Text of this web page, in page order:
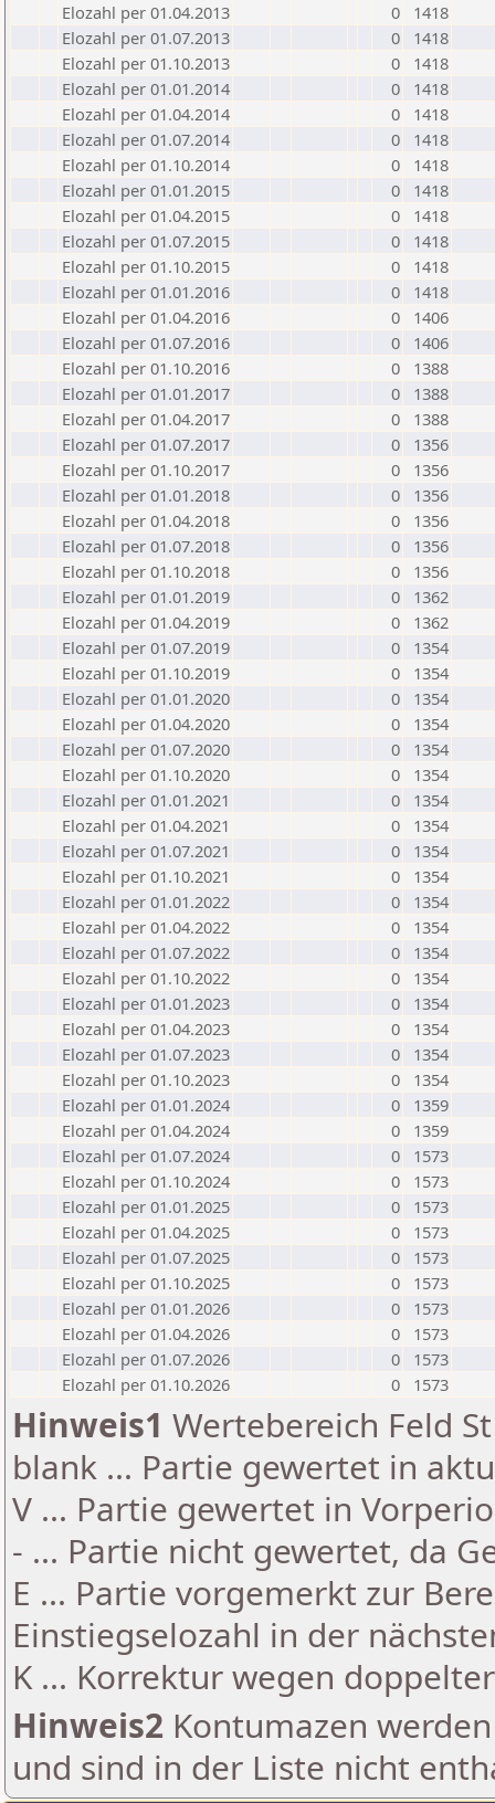
Elozahl per 01.04.2013
0
1418
Elozahl per 01.07.2013
0
1418
Elozahl per 01.10.2013
0
1418
Elozahl per 01.01.2014
0
1418
Elozahl per 01.04.2014
0
1418
Elozahl per 01.07.2014
0
1418
Elozahl per 01.10.2014
0
1418
Elozahl per 01.01.2015
0
1418
Elozahl per 01.04.2015
0
1418
Elozahl per 01.07.2015
0
1418
Elozahl per 01.10.2015
0
1418
Elozahl per 01.01.2016
0
1418
Elozahl per 01.04.2016
0
1406
Elozahl per 01.07.2016
0
1406
Elozahl per 01.10.2016
0
1388
Elozahl per 01.01.2017
0
1388
Elozahl per 01.04.2017
0
1388
Elozahl per 01.07.2017
0
1356
Elozahl per 01.10.2017
0
1356
Elozahl per 01.01.2018
0
1356
Elozahl per 01.04.2018
0
1356
Elozahl per 01.07.2018
0
1356
Elozahl per 01.10.2018
0
1356
Elozahl per 01.01.2019
0
1362
Elozahl per 01.04.2019
0
1362
Elozahl per 01.07.2019
0
1354
Elozahl per 01.10.2019
0
1354
Elozahl per 01.01.2020
0
1354
Elozahl per 01.04.2020
0
1354
Elozahl per 01.07.2020
0
1354
Elozahl per 01.10.2020
0
1354
Elozahl per 01.01.2021
0
1354
Elozahl per 01.04.2021
0
1354
Elozahl per 01.07.2021
0
1354
Elozahl per 01.10.2021
0
1354
Elozahl per 01.01.2022
0
1354
Elozahl per 01.04.2022
0
1354
Elozahl per 01.07.2022
0
1354
Elozahl per 01.10.2022
0
1354
Elozahl per 01.01.2023
0
1354
Elozahl per 01.04.2023
0
1354
Elozahl per 01.07.2023
0
1354
Elozahl per 01.10.2023
0
1354
Elozahl per 01.01.2024
0
1359
Elozahl per 01.04.2024
0
1359
Elozahl per 01.07.2024
0
1573
Elozahl per 01.10.2024
0
1573
Elozahl per 01.01.2025
0
1573
Elozahl per 01.04.2025
0
1573
Elozahl per 01.07.2025
0
1573
Elozahl per 01.10.2025
0
1573
Elozahl per 01.01.2026
0
1573
Elozahl per 01.04.2026
0
1573
Elozahl per 01.07.2026
0
1573
Elozahl per 01.10.2026
0 1573
Hinweis1 Wertebereich Feld
blank ... Partie gewertet in
V ... Partie gewertet in
- ... Partie nicht gewertet, da
E ... Partie vorgemerkt zur
Einstiegselozahl in der
K ... Korrektur wegen
Hinweis2 Kontumazen
und sind in der Liste nicht